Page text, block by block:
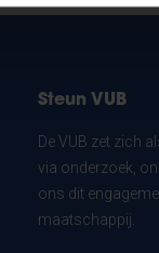
Steun VUB
De VUB zet zich
via onderzoek,
ons dit
maatschappij.